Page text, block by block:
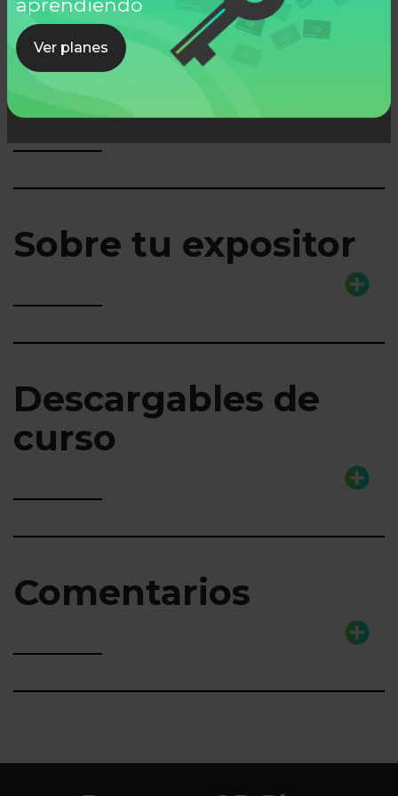
Ver planes
Lo que aprenderás
Sobre tu expositor
Descargables de
curso
Comentarios